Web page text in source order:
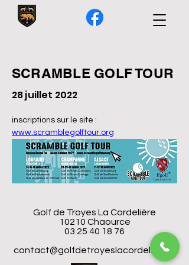
SCRAMBLE GOLF TOUR
28 juillet 2022
inscriptions sur le site :
www.scramblegolftour.org
Golf de Troyes La Cordelière
10210 Chaource
03 25 40 18 76
contact@golfdetroyeslacordeliere.fr